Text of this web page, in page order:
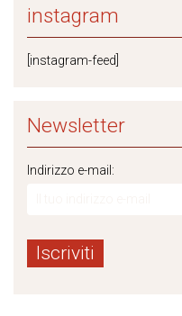
instagram
[instagram-feed]
Newsletter
Indirizzo e-mail: